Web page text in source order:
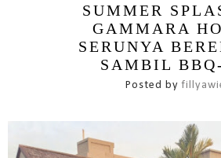
SUMMER
GAMMARA
SERUNYA
SAMBIL
Posted by